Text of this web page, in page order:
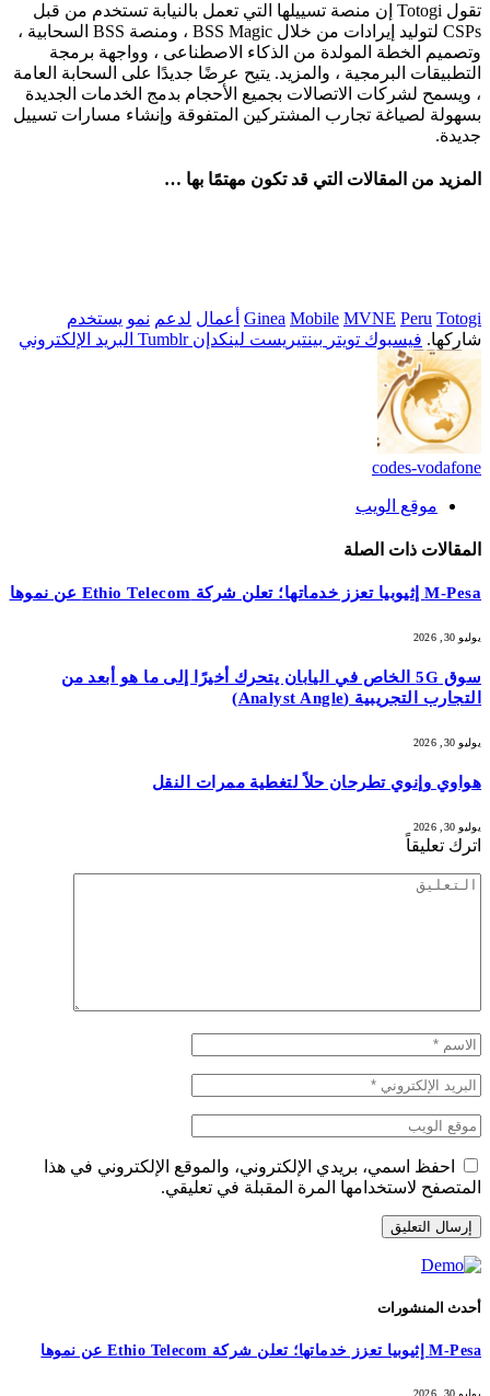
تقول Totogi إن منصة تسييلها التي تعمل بالنيابة تستخدم من قبل
CSPs لتوليد إيرادات من خلال BSS Magic ، ومنصة BSS السحابية ،
وتصميم الخطة المولدة من الذكاء الاصطناعى ، وواجهة برمجة
التطبيقات البرمجية ، والمزيد. يتيح عرضًا جديدًا على السحابة العامة
، ويسمح لشركات الاتصالات بجميع الأحجام بدمج الخدمات الجديدة
بسهولة لصياغة تجارب المشتركين المتفوقة وإنشاء مسارات تسييل
جديدة.
المزيد من المقالات التي قد تكون مهتمًا بها …
Ginea Mobile MVNE Peru Totogi أعمال لدعم نمو يستخدم
شاركها. فيسبوك تويتر بينتيريست لينكدإن Tumblr البريد الإلكتروني
codes-vodafone
موقع الويب
المقالات ذات الصلة
M-Pesa إثيوبيا تعزز خدماتها؛ تعلن شركة Ethio Telecom عن نموها
يوليو 30, 2026
سوق 5G الخاص في اليابان يتحرك أخيرًا إلى ما هو أبعد من
التجارب التجريبية (Analyst Angle)
يوليو 30, 2026
هواوي وإنوي تطرحان حلاً لتغطية ممرات النقل
يوليو 30, 2026
اترك تعليقاً
احفظ اسمي، بريدي الإلكتروني، والموقع الإلكتروني في هذا
المتصفح لاستخدامها المرة المقبلة في تعليقي.
أحدث المنشورات
M-Pesa إثيوبيا تعزز خدماتها؛ تعلن شركة Ethio Telecom عن نموها
يوليو 30, 2026